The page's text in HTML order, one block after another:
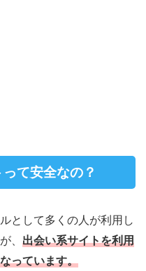
て安全なの？
として多くの人が利用し
、 出会い系サイトを利用
っています。